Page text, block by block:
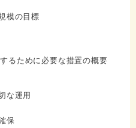
模の目標
るために必要な措置の概要
な運用
保